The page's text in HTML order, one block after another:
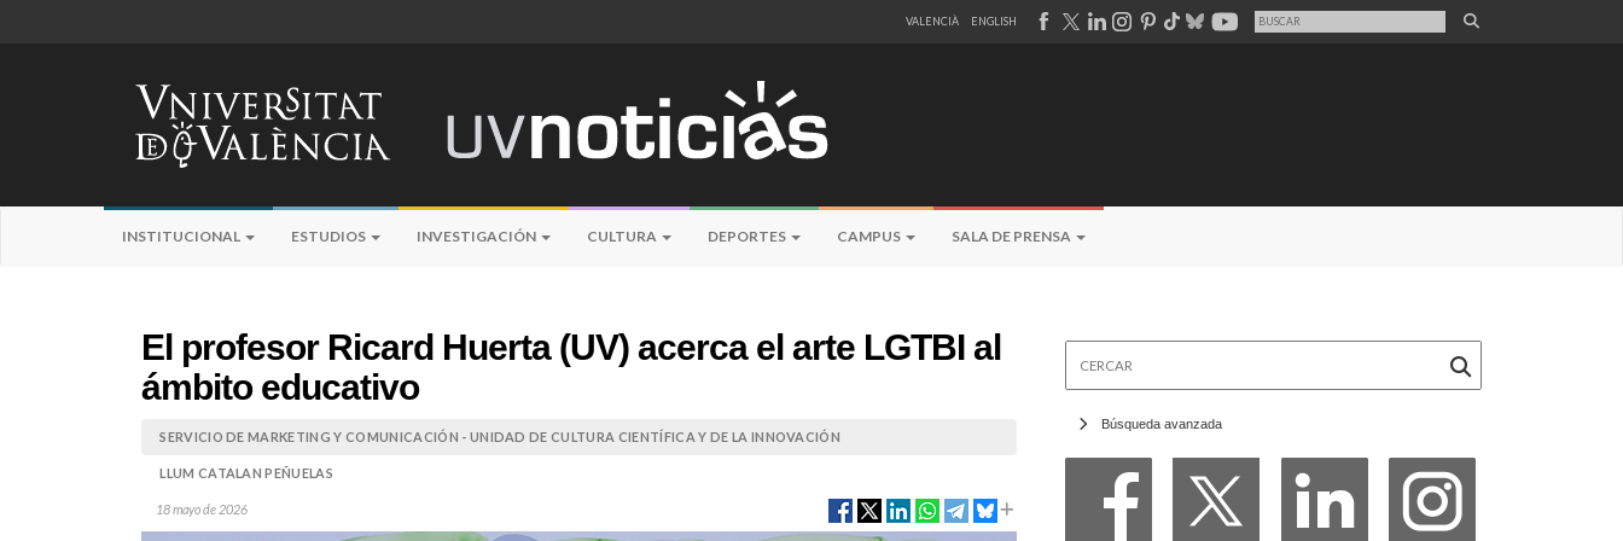
VALENCIÀ ENGLISH
INSTITUCIONAL ESTUDIOS INVESTIGACIÓN CULTURA DEPORTES CAMPUS SALA DE PRENSA
El profesor Ricard Huerta (UV) acerca el arte LGTBI al
ámbito educativo
SERVICIO DE MARKETING Y COMUNICACIÓN - UNIDAD DE CULTURA CIENTÍFICA Y DE LA INNOVACIÓN
LLUM CATALAN PEÑUELAS
18 mayo de 2026
Búsqueda avanzada